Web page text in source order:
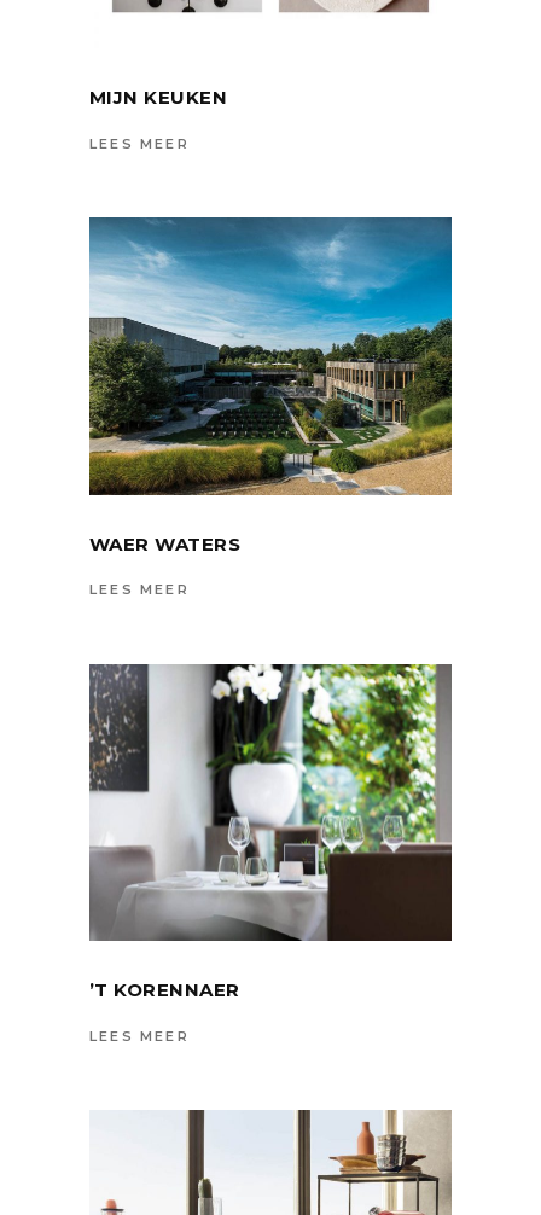
MIJN KEUKEN
LEES MEER
WAER WATERS
LEES MEER
’T KORENNAER
LEES MEER